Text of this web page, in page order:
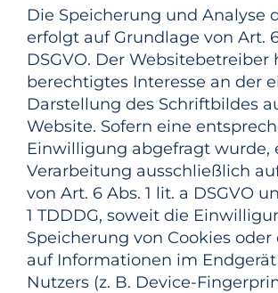
Die Speicherung und Analyse
erfolgt auf Grundlage von Art.
DSGVO. Der Websitebetreiber
berechtigtes Interesse an der
Darstellung des Schriftbildes
Website. Sofern eine
Einwilligung abgefragt wurde,
Verarbeitung ausschließlich
von Art. 6 Abs. 1 lit. a DSGVO
1 TDDDG, soweit die
Speicherung von Cookies
auf Informationen im
Nutzers (z. B. Device-